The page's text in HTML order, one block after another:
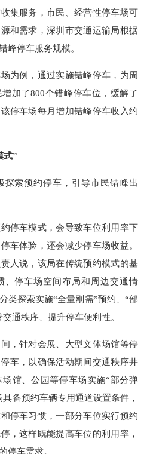
集服务，市民、经营性停车场可
和需求，深圳市交通运输局根据
峰停车服务规模。
为例，通过实施错峰停车，为周
加了800个错峰停车位，缓解了
停车场每月增加错峰停车收入约
式”
探索预约停车，引导市民错峰出
停车模式，会导致车位利用率下
车体验，还会减少停车场收益。
人说，该局在传统预约模式的基
、停车场空间布局和周边交通情
类探索实施“全量刚需”预约、“部
通秩序、提升停车便利性。
，针对会展、大型文体场馆等停
车，以确保活动期间交通秩序井
馆、公园等停车场实施“部分弹
备预约车辆专用通道设置条件，
停车习惯，一部分车位实行预约
，这样既能提高车位的利用率，
停车需求。